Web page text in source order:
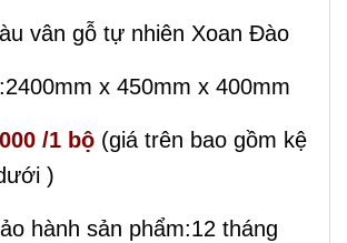
vân gỗ tự nhiên Xoan Đào
x 450mm x 400mm
/1 bộ (giá trên bao gồm kệ
)
hành sản phẩm:12 tháng